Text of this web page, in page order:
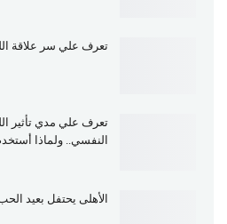
تعرف علي سر علاقة
تعرف علي مدي تأثير
النفسي.. ولماذا
الأهلى يحتفل بعيد